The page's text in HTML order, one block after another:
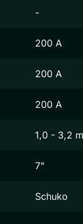
-
200 A
200 A
200 A
1,0 - 3,2
7"
Schuko